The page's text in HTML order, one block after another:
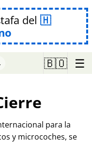
del
🇧🇴 ☰
para la
y microcoches, se